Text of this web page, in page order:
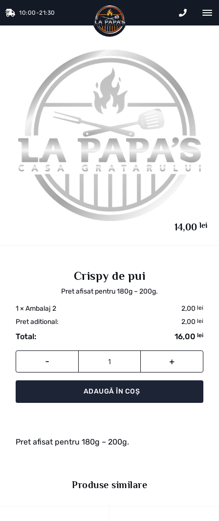
10:00-21:30
La
Crispy de pui
14,00 lei
Pret afisat pentru 180g – 200g.
1 × Ambalaj 2 2,00 lei
Pret aditional: 2,00 lei
Total: 16,00 lei
ADAUGĂ ÎN COȘ
Pret afisat pentru 180g – 200g.
Produse similare